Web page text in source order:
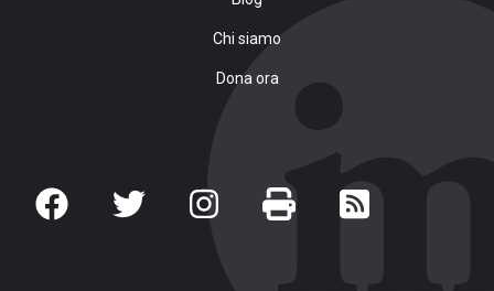
Chi siamo
Dona ora